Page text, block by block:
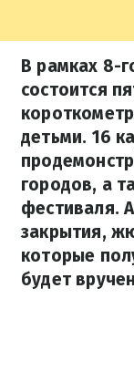
В рамках 8-
состоится
детьми. 16
городов, а
фестиваля.
закрытия,
которые
будет